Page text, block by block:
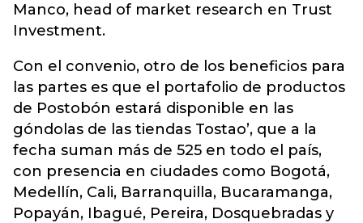
Manco, head of market research en Trust
Investment.
Con el convenio, otro de los beneficios para
las partes es que el portafolio de productos
de Postobón estará disponible en las
góndolas de las tiendas Tostao’, que a la
fecha suman más de 525 en todo el país,
con presencia en ciudades como Bogotá,
Medellín, Cali, Barranquilla, Bucaramanga,
Popayán, Ibagué, Pereira, Dosquebradas y